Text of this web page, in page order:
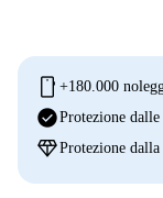
mobile +180.000
check_circleProtezione
diamondProtezione